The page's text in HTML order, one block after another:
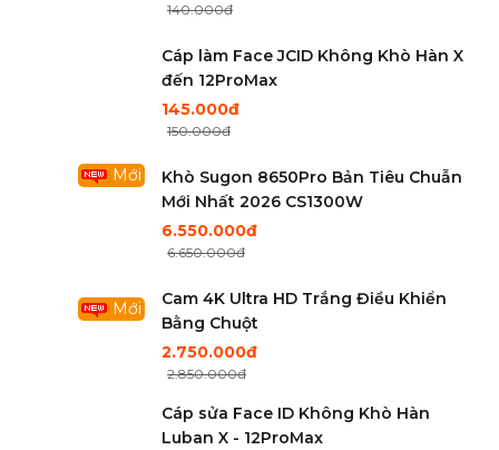
140.000đ
Cáp làm Face JCID Không Khò Hàn X
đến 12ProMax
145.000đ
150.000đ
Mới
Khò Sugon 8650Pro Bản Tiêu Chuẫn
Mới Nhất 2026 CS1300W
6.550.000đ
6.650.000đ
Mới
Cam 4K Ultra HD Trắng Điều Khiển
Bằng Chuột
2.750.000đ
2.850.000đ
Cáp sửa Face ID Không Khò Hàn
Luban X - 12ProMax